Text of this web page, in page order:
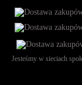
Jesteśmy w sieciach